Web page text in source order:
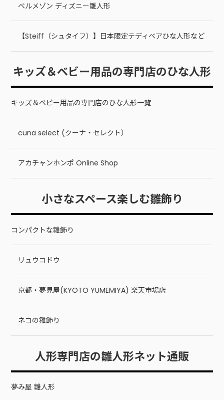
ベルメゾン ディズニー雛人形
【Steiff（シュタイフ）】日本限定テディベアひな人形など
キッズ＆ベビー用品の専門店のひな人形
キッズ＆ベビー用品の専門店のひな人形一覧
cuna select (クーナ・セレクト）
アカチャンホンポ Online Shop
小さなスペース楽しむ雛飾り
コンパクトな雛飾り
リュウコドウ
京都・夢見屋(KYOTO YUMEMIYA) 楽天市場店
ネコの雛飾り
人形専門店の雛人形ネット通販
夢み屋 雛人形